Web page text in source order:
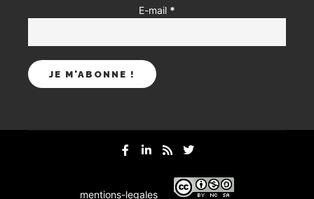
E-mail *
mentions-legales